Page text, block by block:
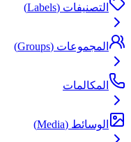
التصنيفات (Labels)
المجموعات (Groups)
المكالمات
الوسائط (Media)